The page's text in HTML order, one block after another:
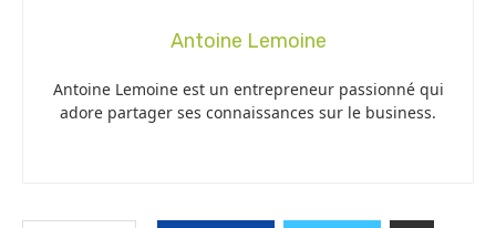
Antoine Lemoine
Antoine Lemoine est un entrepreneur passionné qui
adore partager ses connaissances sur le business.